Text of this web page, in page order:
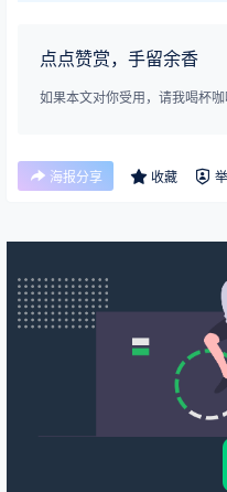
点点赞赏，手留余香
如果本文对你受用，请我喝杯咖
海报分享 收藏